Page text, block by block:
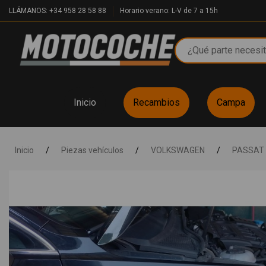
LLÁMANOS: +34 958 28 58 88 Horario verano: L-V de 7 a 15h
Inicio Recambios Campa
Inicio / Piezas vehículos / VOLKSWAGEN /